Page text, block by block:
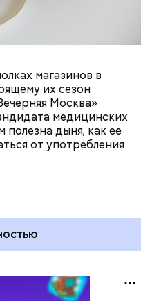
магазинов в
их сезон
Москва»
медицинских
полезна дыня, как ее
от употребления
каротиноиды
зрение;
действие,
давления;
не дает сосудам